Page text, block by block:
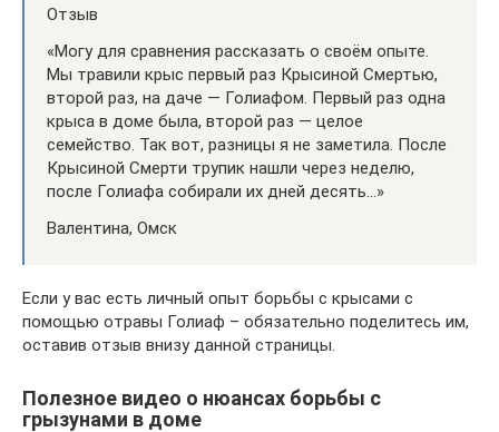
Отзыв
«Могу для сравнения рассказать о своём опыте.
Мы травили крыс первый раз Крысиной Смертью,
второй раз, на даче — Голиафом. Первый раз одна
крыса в доме была, второй раз — целое
семейство. Так вот, разницы я не заметила. После
Крысиной Смерти трупик нашли через неделю,
после Голиафа собирали их дней десять…»
Валентина, Омск
Если у вас есть личный опыт борьбы с крысами с
помощью отравы Голиаф – обязательно поделитесь им,
оставив отзыв внизу данной страницы.
Полезное видео о нюансах борьбы с
грызунами в доме